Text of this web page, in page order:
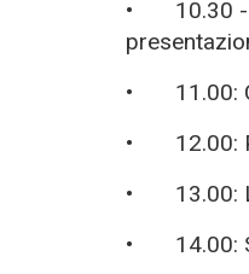
•
10.30 -
•
11.00:
•
12.00:
•
13.00:
•
14.00: